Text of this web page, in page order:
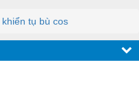
khiển tụ bù cos